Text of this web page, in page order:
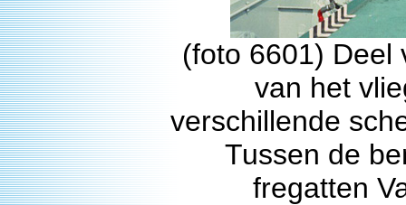
(foto 6601) Deel
van het
verschillende
Tussen de
fregatten